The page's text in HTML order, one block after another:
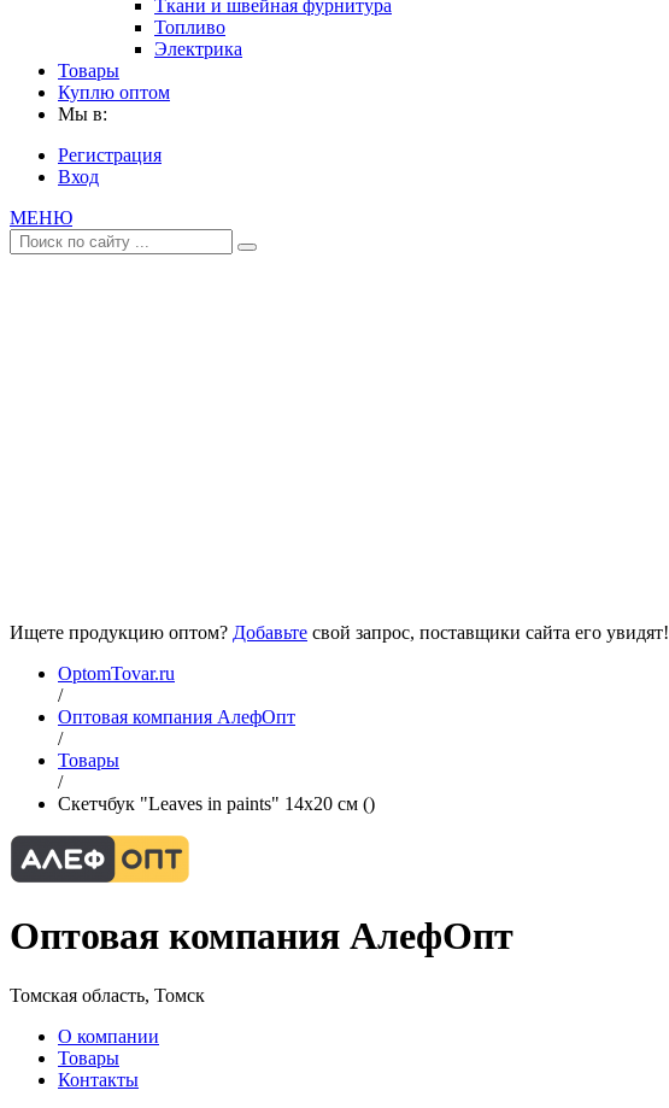
Ткани и швейная фурнитура
Топливо
Электрика
Товары
Куплю оптом
Мы в:
Регистрация
Вход
МЕНЮ
Ищете продукцию оптом? Добавьте свой запрос, поставщики сайта его увидят!
OptomTovar.ru
/
Оптовая компания АлефОпт
/
Товары
/
Скетчбук "Leaves in paints" 14х20 см ()
Оптовая компания АлефОпт
Томская область, Томск
О компании
Товары
Контакты